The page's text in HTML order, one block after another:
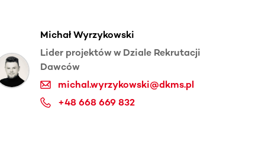
Michał Wyrzykowski
Lider projektów w Dziale Rekrutacji
Dawców
michal.wyrzykowski@dkms.pl
+48 668 669 832